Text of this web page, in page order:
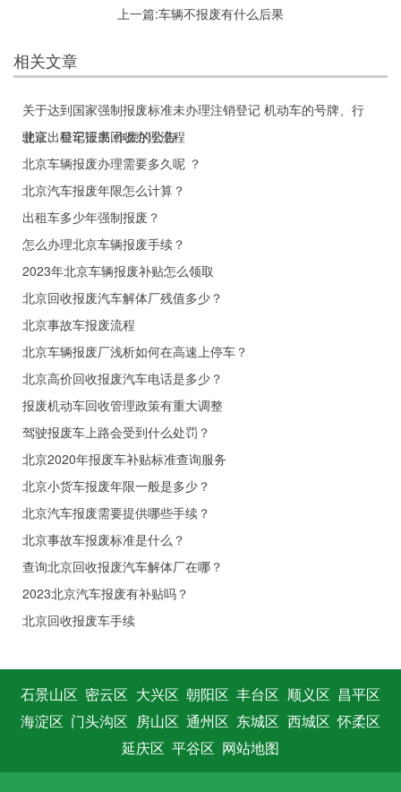
上一篇:车辆不报废有什么后果
相关文章
关于达到国家强制报废标准未办理注销登记 机动车的号牌、行
驶证、登记证书 作废的公告
北京出租车报废回收办理流程
北京车辆报废办理需要多久呢 ？
北京汽车报废年限怎么计算？
出租车多少年强制报废？
怎么办理北京车辆报废手续？
2023年北京车辆报废补贴怎么领取
北京回收报废汽车解体厂残值多少？
北京事故车报废流程
北京车辆报废厂浅析如何在高速上停车？
北京高价回收报废汽车电话是多少？
报废机动车回收管理政策有重大调整
驾驶报废车上路会受到什么处罚？
北京2020年报废车补贴标准查询服务
北京小货车报废年限一般是多少？
北京汽车报废需要提供哪些手续？
北京事故车报废标准是什么？
查询北京回收报废汽车解体厂在哪？
2023北京汽车报废有补贴吗？
北京回收报废车手续
石景山区 密云区 大兴区 朝阳区 丰台区 顺义区 昌平区
海淀区 门头沟区 房山区 通州区 东城区 西城区 怀柔区
延庆区 平谷区 网站地图